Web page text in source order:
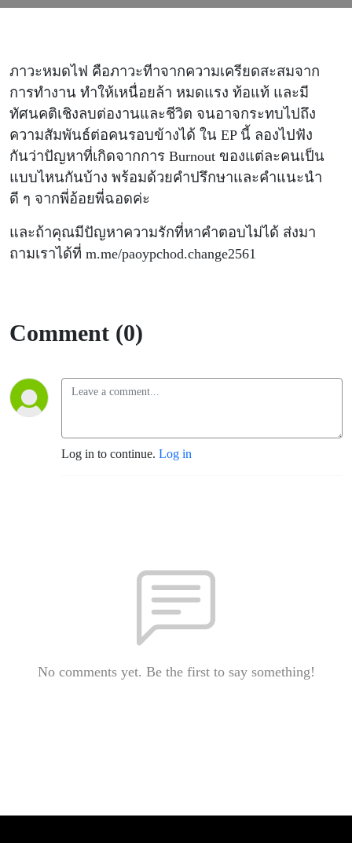
ภาวะหมดไฟ คือภาวะทีาจากความเครียดสะสมจาก
การทำงาน ทำให้เหนื่อยล้า หมดแรง ท้อแท้ และมี
ทัศนคติเชิงลบต่องานและชีวิต จนอาจกระทบไปถึง
ความสัมพันธ์ต่อคนรอบข้างได้ ใน EP นี้ ลองไปฟัง
กันว่าปัญหาที่เกิดจากการ Burnout ของแต่ละคนเป็น
แบบไหนกันบ้าง พร้อมด้วยคำปรึกษาและคำแนะนำ
ดี ๆ จากพี่อ้อยพี่ฉอดค่ะ
และถ้าคุณมีปัญหาความรักที่หาคำตอบไม่ได้ ส่งมา
ถามเราได้ที่ m.me/paoypchod.change2561
Comment (0)
Log in to continue. Log in
No comments yet. Be the first to say something!